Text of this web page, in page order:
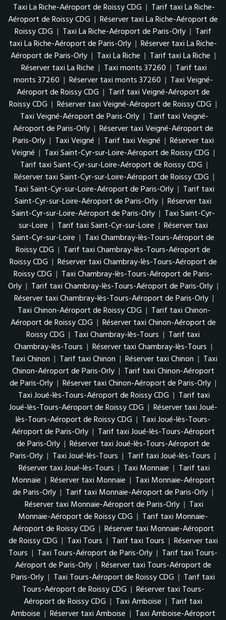
Taxi La Riche-Aéroport de Roissy CDG | Tarif taxi La Riche-
Aéroport de Roissy CDG | Réserver taxi La Riche-Aéroport de
Roissy CDG | Taxi La Riche-Aéroport de Paris-Orly | Tarif
taxi La Riche-Aéroport de Paris-Orly | Réserver taxi La Riche-
Aéroport de Paris-Orly | Taxi La Riche | Tarif taxi La Riche |
Réserver taxi La Riche | Taxi monts 37260 | Tarif taxi
monts 37260 | Réserver taxi monts 37260 | Taxi Veigné-
Aéroport de Roissy CDG | Tarif taxi Veigné-Aéroport de
Roissy CDG | Réserver taxi Veigné-Aéroport de Roissy CDG |
Taxi Veigné-Aéroport de Paris-Orly | Tarif taxi Veigné-
Aéroport de Paris-Orly | Réserver taxi Veigné-Aéroport de
Paris-Orly | Taxi Veigné | Tarif taxi Veigné | Réserver taxi
Veigné | Taxi Saint-Cyr-sur-Loire-Aéroport de Roissy CDG |
Tarif taxi Saint-Cyr-sur-Loire-Aéroport de Roissy CDG |
Réserver taxi Saint-Cyr-sur-Loire-Aéroport de Roissy CDG |
Taxi Saint-Cyr-sur-Loire-Aéroport de Paris-Orly | Tarif taxi
Saint-Cyr-sur-Loire-Aéroport de Paris-Orly | Réserver taxi
Saint-Cyr-sur-Loire-Aéroport de Paris-Orly | Taxi Saint-Cyr-
sur-Loire | Tarif taxi Saint-Cyr-sur-Loire | Réserver taxi
Saint-Cyr-sur-Loire | Taxi Chambray-lès-Tours-Aéroport de
Roissy CDG | Tarif taxi Chambray-lès-Tours-Aéroport de
Roissy CDG | Réserver taxi Chambray-lès-Tours-Aéroport de
Roissy CDG | Taxi Chambray-lès-Tours-Aéroport de Paris-
Orly | Tarif taxi Chambray-lès-Tours-Aéroport de Paris-Orly |
Réserver taxi Chambray-lès-Tours-Aéroport de Paris-Orly |
Taxi Chinon-Aéroport de Roissy CDG | Tarif taxi Chinon-
Aéroport de Roissy CDG | Réserver taxi Chinon-Aéroport de
Roissy CDG | Taxi Chambray-lès-Tours | Tarif taxi
Chambray-lès-Tours | Réserver taxi Chambray-lès-Tours |
Taxi Chinon | Tarif taxi Chinon | Réserver taxi Chinon | Taxi
Chinon-Aéroport de Paris-Orly | Tarif taxi Chinon-Aéroport
de Paris-Orly | Réserver taxi Chinon-Aéroport de Paris-Orly |
Taxi Joué-lès-Tours-Aéroport de Roissy CDG | Tarif taxi
Joué-lès-Tours-Aéroport de Roissy CDG | Réserver taxi Joué-
lès-Tours-Aéroport de Roissy CDG | Taxi Joué-lès-Tours-
Aéroport de Paris-Orly | Tarif taxi Joué-lès-Tours-Aéroport
de Paris-Orly | Réserver taxi Joué-lès-Tours-Aéroport de
Paris-Orly | Taxi Joué-lès-Tours | Tarif taxi Joué-lès-Tours |
Réserver taxi Joué-lès-Tours | Taxi Monnaie | Tarif taxi
Monnaie | Réserver taxi Monnaie | Taxi Monnaie-Aéroport
de Paris-Orly | Tarif taxi Monnaie-Aéroport de Paris-Orly |
Réserver taxi Monnaie-Aéroport de Paris-Orly | Taxi
Monnaie-Aéroport de Roissy CDG | Tarif taxi Monnaie-
Aéroport de Roissy CDG | Réserver taxi Monnaie-Aéroport
de Roissy CDG | Taxi Tours | Tarif taxi Tours | Réserver taxi
Tours | Taxi Tours-Aéroport de Paris-Orly | Tarif taxi Tours-
Aéroport de Paris-Orly | Réserver taxi Tours-Aéroport de
Paris-Orly | Taxi Tours-Aéroport de Roissy CDG | Tarif taxi
Tours-Aéroport de Roissy CDG | Réserver taxi Tours-
Aéroport de Roissy CDG | Taxi Amboise | Tarif taxi
Amboise | Réserver taxi Amboise | Taxi Amboise-Aéroport